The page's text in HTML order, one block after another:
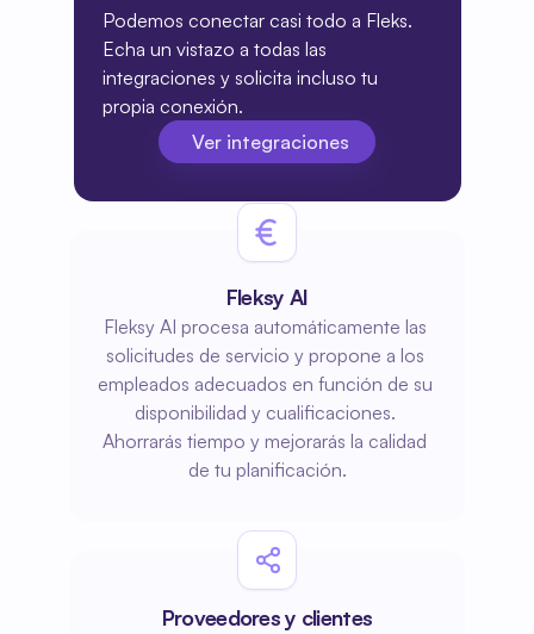
Podemos conectar casi todo a Fleks.
Echa un vistazo a todas las
integraciones y solicita incluso tu
propia conexión.
Ver integraciones
Ver integraciones
Fleksy AI
Fleksy AI procesa automáticamente las
solicitudes de servicio y propone a los
empleados adecuados en función de su
disponibilidad y cualificaciones.
Ahorrarás tiempo y mejorarás la calidad
de tu planificación.
Proveedores y clientes